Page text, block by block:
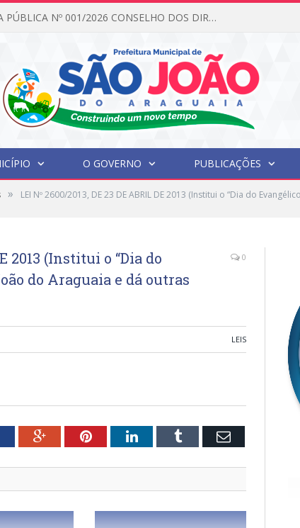
EDITAL DE CHAMADA PÚBLICA Nº 001/2026 CONSELHO DOS DIREITOS DA CRIANÇA E DO ADOLESCENTE
O GOVERNO PUBLICAÇÕES
» LEI Nº 2600/2013, DE 23 DE ABRIL DE 2013 (Institui o “Dia do
2013 (Institui o “Dia do
do Araguaia e dá outras
0
LEIS
Google+PinterestLinkedInTumblr Email